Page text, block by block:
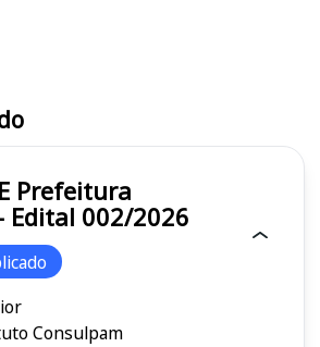
Edital 002/2026
Consulpam